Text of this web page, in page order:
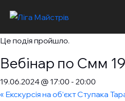
« Всі Події
Це подія пройшло.
Вебінар по Смм
19.06.2024 @ 17:00 - 20:00
« Екскурсія на об’єкт Ступака